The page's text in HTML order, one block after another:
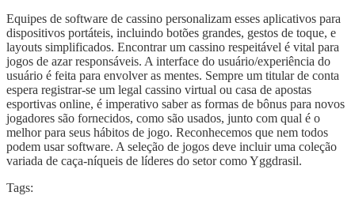
Equipes de software de cassino personalizam esses aplicativos para
dispositivos portáteis, incluindo botões grandes, gestos de toque, e
layouts simplificados. Encontrar um cassino respeitável é vital para
jogos de azar responsáveis. A interface do usuário/experiência do
usuário é feita para envolver as mentes. Sempre um titular de conta
espera registrar-se um legal cassino virtual ou casa de apostas
esportivas online, é imperativo saber as formas de bônus para novos
jogadores são fornecidos, como são usados, junto com qual é o
melhor para seus hábitos de jogo. Reconhecemos que nem todos
podem usar software. A seleção de jogos deve incluir uma coleção
variada de caça-níqueis de líderes do setor como Yggdrasil.
Tags: